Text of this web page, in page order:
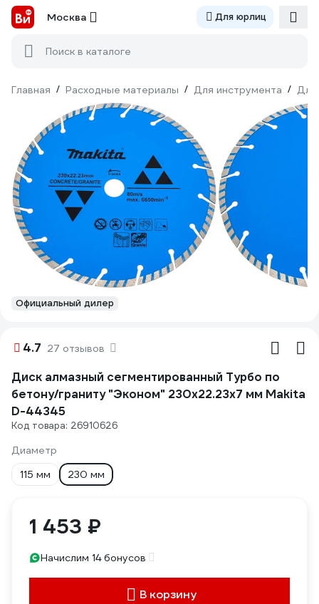
Москва Для юрлиц
Поиск в каталоге
Главная / Расходные материалы / Для инструмента / Для
Официальный дилер
4.7 27 отзывов
Диск алмазный сегментированный Турбо по
бетону/граниту "Эконом" 230x22.23x7 мм Makita
D-44345
Код товара: 26910626
Диаметр
115 мм
230 мм
1 453 ₽
Начислим 14 бонусов
В корзину